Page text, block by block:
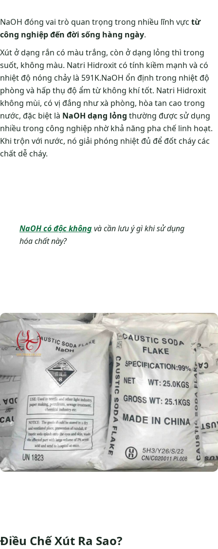
NaOH đóng vai trò quan trọng trong nhiều lĩnh vực từ
công nghiệp đến đời sống hàng ngày.
Xút ở dạng rắn có màu trắng, còn ở dạng lỏng thì trong
suốt, không màu. Natri Hidroxit có tính kiềm mạnh và có
nhiệt độ nóng chảy là 591K.NaOH ổn định trong nhiệt độ
phòng và hấp thụ độ ẩm từ không khí tốt. Natri Hidroxit
không mùi, có vị đắng như xà phòng, hòa tan cao trong
nước, đặc biệt là NaOH dạng lỏng thường được sử dụng
nhiều trong công nghiệp nhờ khả năng pha chế linh hoạt.
Khi trộn với nước, nó giải phóng nhiệt đủ để đốt cháy các
chất dễ cháy.
NaOH có độc khôngvà cần lưu ý gì khi sử dụng
hóa chất này?
Điều Chế Xút Ra Sao?